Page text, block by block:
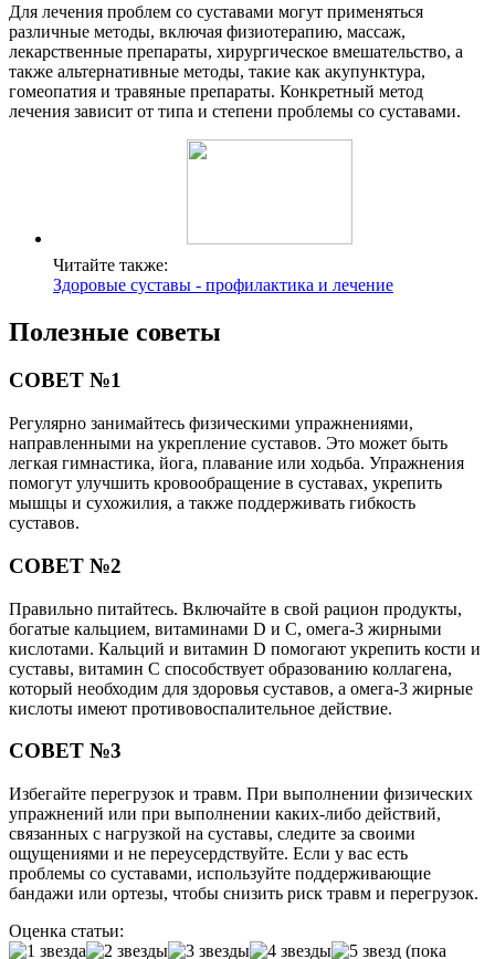
Для лечения проблем со суставами могут применяться
различные методы, включая физиотерапию, массаж,
лекарственные препараты, хирургическое вмешательство, а
также альтернативные методы, такие как акупунктура,
гомеопатия и травяные препараты. Конкретный метод
лечения зависит от типа и степени проблемы со суставами.
Читайте также:
Здоровые суставы - профилактика и лечение
Полезные советы
СОВЕТ №1
Регулярно занимайтесь физическими упражнениями,
направленными на укрепление суставов. Это может быть
легкая гимнастика, йога, плавание или ходьба. Упражнения
помогут улучшить кровообращение в суставах, укрепить
мышцы и сухожилия, а также поддерживать гибкость
суставов.
СОВЕТ №2
Правильно питайтесь. Включайте в свой рацион продукты,
богатые кальцием, витаминами D и С, омега-3 жирными
кислотами. Кальций и витамин D помогают укрепить кости и
суставы, витамин С способствует образованию коллагена,
который необходим для здоровья суставов, а омега-3 жирные
кислоты имеют противовоспалительное действие.
СОВЕТ №3
Избегайте перегрузок и травм. При выполнении физических
упражнений или при выполнении каких-либо действий,
связанных с нагрузкой на суставы, следите за своими
ощущениями и не переусердствуйте. Если у вас есть
проблемы со суставами, используйте поддерживающие
бандажи или ортезы, чтобы снизить риск травм и перегрузок.
Оценка статьи:
(пока